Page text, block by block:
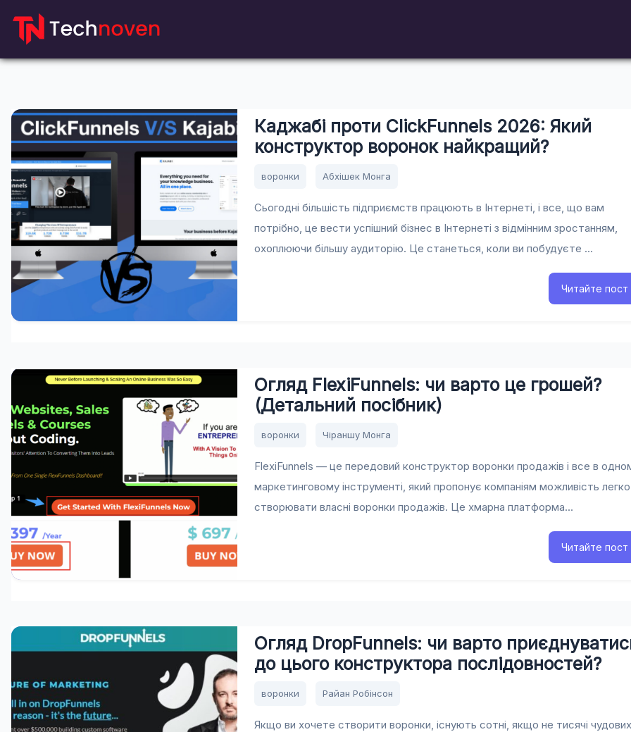
Каджабі проти ClickFunnels 2026: Який
конструктор воронок найкращий?
воронки Абхішек Монга
Сьогодні більшість підприємств працюють в Інтернеті, і все, що вам
потрібно, це вести успішний бізнес в Інтернеті з відмінним зростанням,
охоплюючи більшу аудиторію. Це станеться, коли ви побудуєте ...
Читайте пост
Огляд FlexiFunnels: чи варто це грошей?
(Детальний посібник)
воронки Чіраншу Монга
FlexiFunnels — це передовий конструктор воронки продажів і все в
маркетинговому інструменті, який пропонує компаніям можливість легко
створювати власні воронки продажів. Це хмарна платформа...
Читайте пост
Огляд DropFunnels: чи варто
до цього конструктора послідовностей?
воронки Райан Робінсон
Якщо ви хочете створити воронки, існують сотні, якщо не тисячі